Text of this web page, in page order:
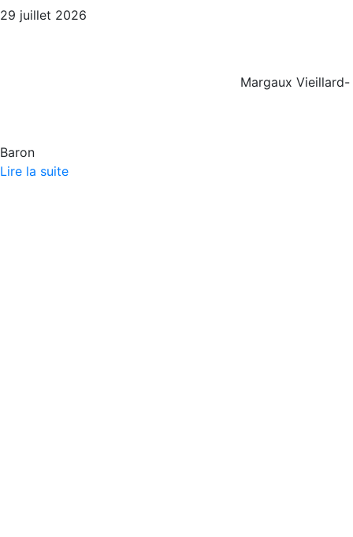
29 juillet 2026
Margaux Vieillard-
Baron
Lire la suite